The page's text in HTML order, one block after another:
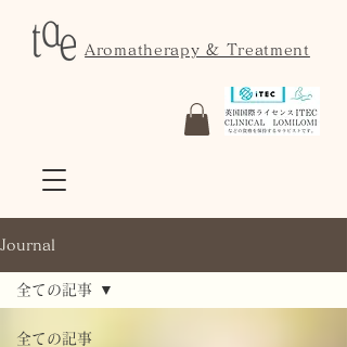
Aromatherapy & Treatment
Journal
全ての記事
全ての記事